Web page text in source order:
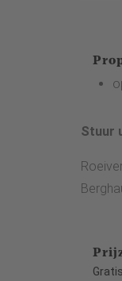
Stuur